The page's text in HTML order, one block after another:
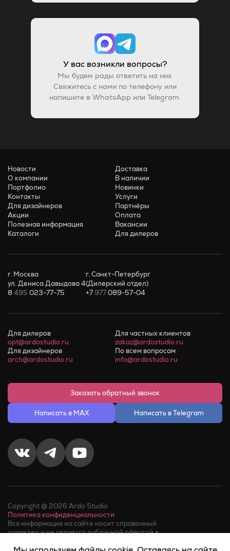
У вас возникли вопросы?
Мы будем рады ответить на них.
Свяжитесь с нами по телефону или
напишите в WhatsApp или Telegram.
Новости
О компании
Портфолио
Контакты
Для дизайнеров
Акции
Полезная информация
Каталоги
Доставка
В наличии
Новинки
Услуги
Партнёры
Оплата
Вакансии
Для дилеров
г. Москва
ул. Дениса Давыдова 4
8495 023-77-75
г. Санкт-Петербург
(Дилерский отдел)
+7977089-57-04
Для дилеров
opt@ardostudio.ru
Для частных клиентов
zakaz@ardostudio.ru
Для дизайнеров
arch@ardostudio.ru
По всем вопросам
info@ardostudio.ru
Заказать обратный звонок
Написать в MAX Написать в Telegram
Copyright @ 2026 Ardo Studio
Политика конфиденциальности
Вся информация на сайте носит справочный
характер и не является публичной офертой в